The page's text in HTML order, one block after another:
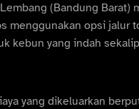
(Bandung Barat)
menggunakan opsi jalur
kebun yang indah
yang dikeluarkan